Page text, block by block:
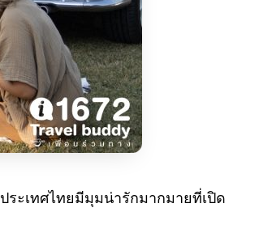
ระเทศไทยมีมุมน่ารักมากมายที่เปิด